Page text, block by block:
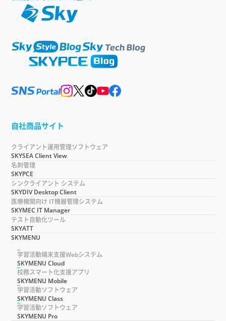
自社商品サイト
クライアント運用管理ソフトウェア
SKYSEA Client View
名刺管理
SKYPCE
シンクライアント システム
SKYDIV Desktop Client
医療機関向け IT機器管理システム
SKYMEC IT Manager
テスト自動化ツール
SKYATT
SKYMENU
学習活動端末支援Webシステム
SKYMENU Cloud
校務スマート化支援アプリ
SKYMENU Mobile
学習活動ソフトウェア
SKYMENU Class
学習活動ソフトウェア
SKYMENU Pro